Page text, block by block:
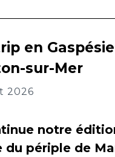
en
sur-Mer
2026
notre
du périple de